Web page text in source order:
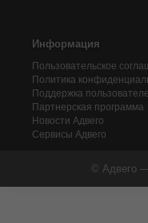
Информация
Пользовательское
Политика
Поддержка
Партнерская программа
Новости Адвего
Сервисы Адвего
© Адвего